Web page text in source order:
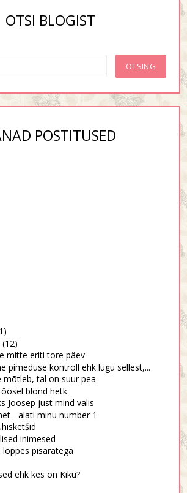
OTSI BLOGIST
POSTITUSED
(12)
mitte eriti tore päev
pimeduse kontroll ehk lugu sellest,...
mõtleb, tal on suur pea
blond hetk
Joosep just mind valis
- alati minu number 1
inimesed
lõppes pisaratega
ehk kes on Kiku?